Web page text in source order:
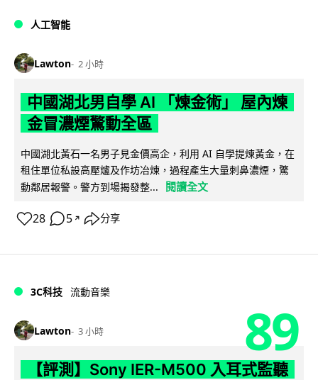
人工智能
Lawton 2 小時
中國湖北男自學 AI 「煉金術」 屋內煉
金冒濃煙驚動全區
中國湖北黃石一名男子見金價高企，利用 AI 自學提煉黃金，在
租住單位私設高壓爐及作坊冶煉，過程產生大量刺鼻濃煙，驚
動鄰居報警。警方到場揭發整...
閱讀全文
28 5 ↗ 分享
3C科技 流動音樂
Lawton 3 小時 89
【評測】Sony IER-M500 入耳式監聽